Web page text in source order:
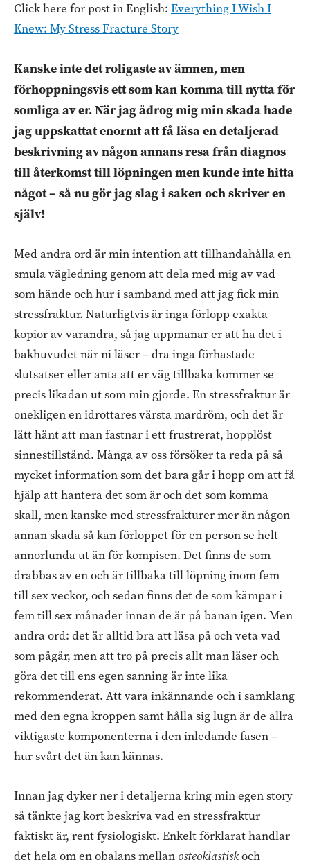
Click here for post in English: Everything I Wish I
Knew: My Stress Fracture Story
Kanske inte det roligaste av ämnen, men
förhoppningsvis ett som kan komma till nytta för
somliga av er. När jag ådrog mig min skada hade
jag uppskattat enormt att få läsa en detaljerad
beskrivning av någon annans resa från diagnos
till återkomst till löpningen men kunde inte hitta
något – så nu gör jag slag i saken och skriver en
själv!
Med andra ord är min intention att tillhandahålla en
smula vägledning genom att dela med mig av vad
som hände och hur i samband med att jag fick min
stressfraktur. Naturligtvis är inga förlopp exakta
kopior av varandra, så jag uppmanar er att ha det i
bakhuvudet när ni läser – dra inga förhastade
slutsatser eller anta att er väg tillbaka kommer se
precis likadan ut som min gjorde. En stressfraktur är
onekligen en idrottares värsta mardröm, och det är
lätt hänt att man fastnar i ett frustrerat, hopplöst
sinnestillstånd. Många av oss försöker ta reda på så
mycket information som det bara går i hopp om att få
hjälp att hantera det som är och det som komma
skall, men kanske med stressfrakturer mer än någon
annan skada så kan förloppet för en person se helt
annorlunda ut än för kompisen. Det finns de som
drabbas av en och är tillbaka till löpning inom fem
till sex veckor, och sedan finns det de som kämpar i
fem till sex månader innan de är på banan igen. Men
andra ord: det är alltid bra att läsa på och veta vad
som pågår, men att tro på precis allt man läser och
göra det till ens egen sanning är inte lika
rekommenderat. Att vara inkännande och i samklang
med den egna kroppen samt hålla sig lugn är de allra
viktigaste komponenterna i den inledande fasen –
hur svårt det än kan kännas.
Innan jag dyker ner i detaljerna kring min egen story
så tänkte jag kort beskriva vad en stressfraktur
faktiskt är, rent fysiologiskt. Enkelt förklarat handlar
det hela om en obalans mellan osteoklastiskoch